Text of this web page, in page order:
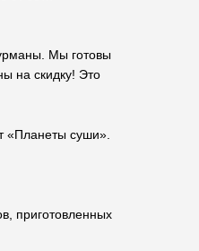
Мы готовы
на скидку! Это
«Планеты суши».
приготовленных